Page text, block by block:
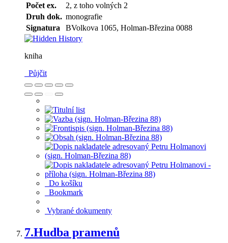
Počet ex.
2, z toho volných 2
Druh dok. monografie
Signatura
BVolkova 1065, Holman-Březina 0088
kniha
Půjčit
Do košíku
Bookmark
Vybrané dokumenty
7.Hudba pramenů